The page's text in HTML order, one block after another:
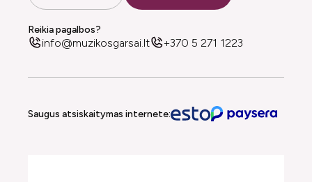
Reikia pagalbos?
info@muzikosgarsai.lt +370 5 271 1223
Saugus atsiskaitymas internete: